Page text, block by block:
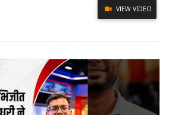
VIEW VIDEO